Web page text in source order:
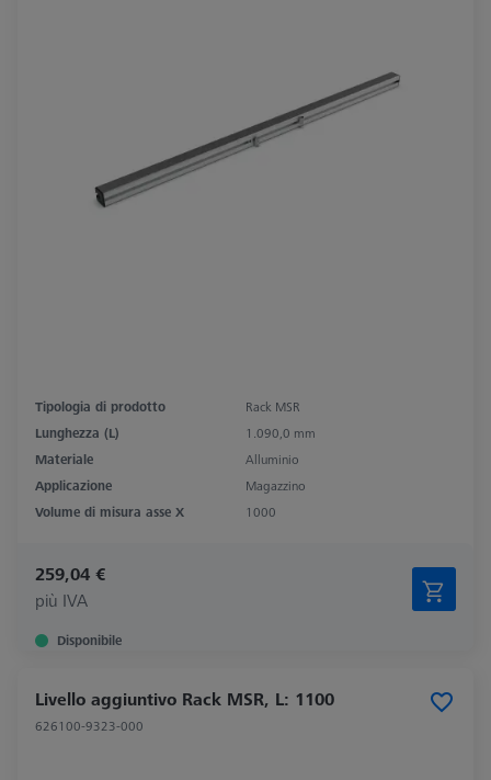
Tipologia di prodotto
Rack MSR
Lunghezza (L)
1.090,0 mm
Materiale
Alluminio
Applicazione
Magazzino
Volume di misura asse X
1000
259,04 €
più IVA
Disponibile
Livello aggiuntivo Rack MSR, L: 1100
626100-9323-000